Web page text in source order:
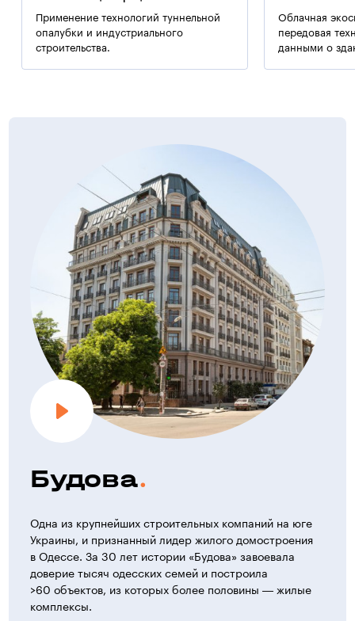
здания — рулонная малоуклонная.
Наружная отделка жилого комплекса «Ясная поляна»
Цоколь здания выполнен с помощью использования
и облицовочного кирпича. Выше 7-го этажа —
облицованные фасады из матированного стекла.
Дополнительная информация:
Лифты — фирмы «OTIS».
Примечание:
Применялись технологии ООО «Баутех-Украина».
Применение технологий туннельной
опалубки и индустриального
строительства.
Облачная
передовая
данными о
Будова
Одна из крупнейших строительных компаний на юге
Украины, и признанный лидер жилого домостроения
в Одессе. За 30 лет истории «Будова» завоевала
доверие тысяч одесских семей и построила
>60 объектов, из которых более половины — жилые
комплексы.